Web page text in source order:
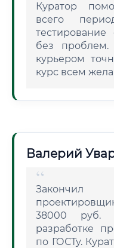
Куратор
всего
без проблем.
курьером
курс всем
Валерий
38000 руб.
разработке
по ГОСТу.